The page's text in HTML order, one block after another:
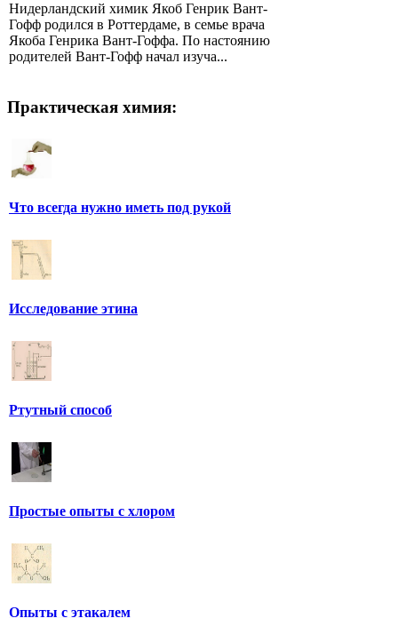
Нидерландский химик Якоб Генрик Вант-
Гофф родился в Роттердаме, в семье врача
Якоба Генрика Вант-Гоффа. По настоянию
родителей Вант-Гофф начал изуча...
Практическая химия:
Что всегда нужно иметь под рукой
Исследование этина
Ртутный способ
Простые опыты с хлором
Опыты с этакалем